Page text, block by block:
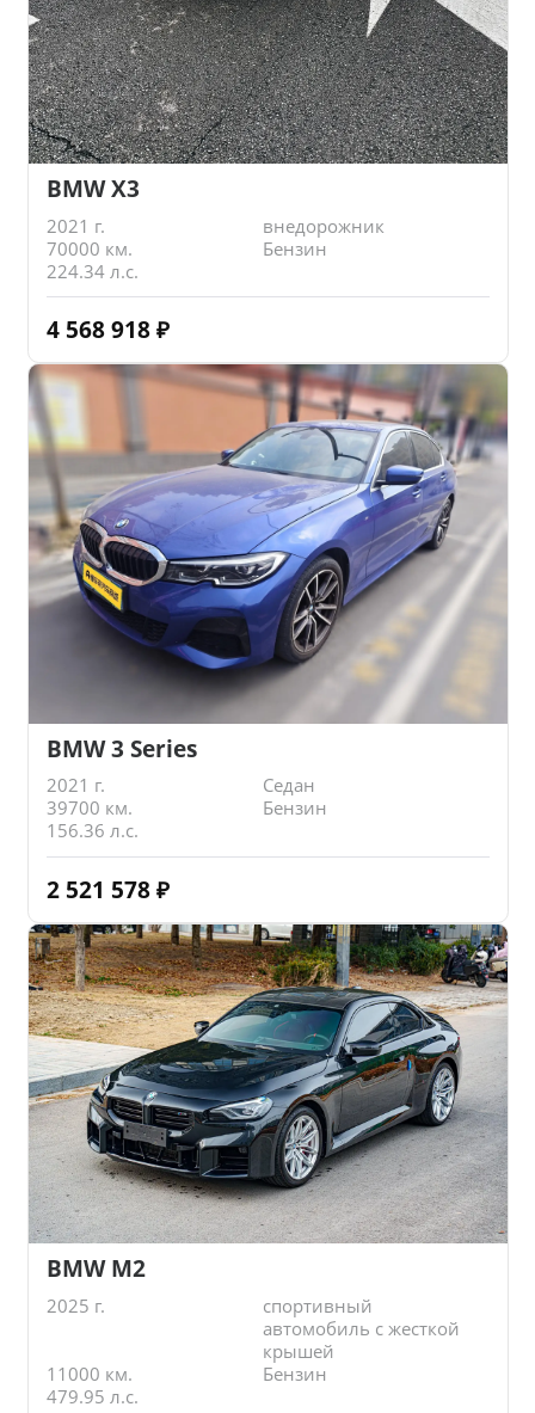
BMW X3
2021 г.
внедорожник
70000 км.
Бензин
224.34 л.с.
4 568 918 ₽
BMW 3 Series
2021 г.
Седан
39700 км.
Бензин
156.36 л.с.
2 521 578 ₽
BMW M2
2025 г.
спортивный
автомобиль с жесткой
крышей
11000 км.
Бензин
479.95 л.с.